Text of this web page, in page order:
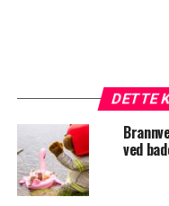
DETTE
ved